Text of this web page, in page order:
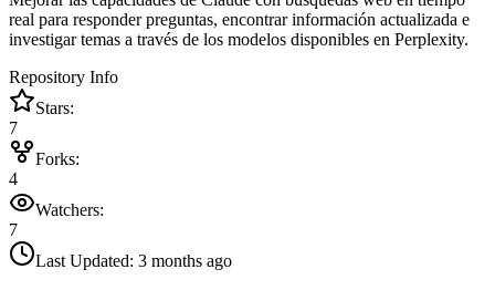
real para responder preguntas, encontrar información actualizada e
investigar temas a través de los modelos disponibles en Perplexity.
Repository Info
Stars:
7
Forks:
4
Watchers:
7
Last Updated: 3 months ago